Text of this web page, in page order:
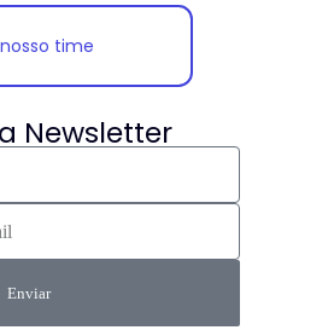
time
Newsletter
Enviar